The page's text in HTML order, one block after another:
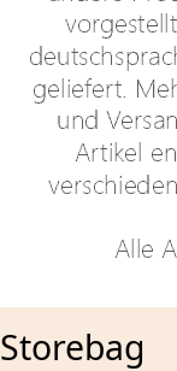
Storebag